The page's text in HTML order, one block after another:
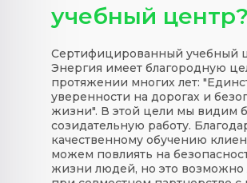
учебный центр?
Сертифицированный учебный
Энергия имеет благородную
протяжении многих лет:
уверенности на дорогах и
жизни". В этой цели мы видим
созидательную работу.
качественному обучению
можем повлиять на
жизни людей, но это